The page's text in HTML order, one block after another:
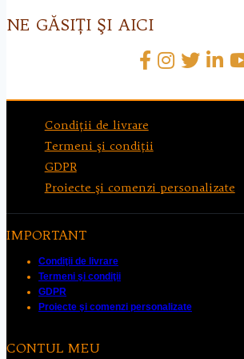
NE GĂSIŢI ŞI AICI
Condiţii de livrare
Termeni şi condiţii
GDPR
Proiecte şi comenzi personalizate
IMPORTANT
Condiţii de livrare
Termeni şi condiţii
GDPR
Proiecte şi comenzi personalizate
CONTUL MEU